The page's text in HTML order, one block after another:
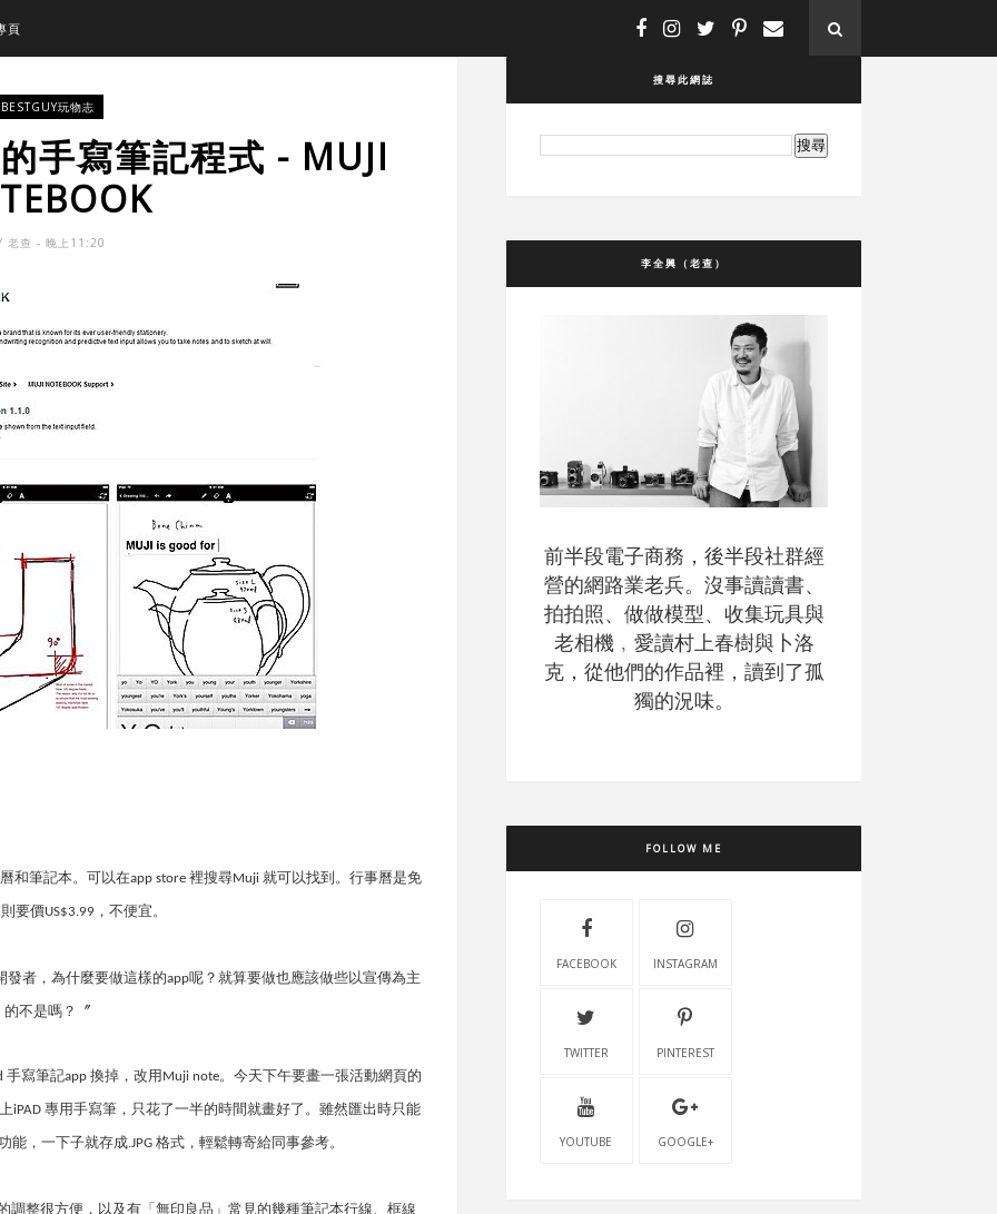
頁
BESTGUY玩物志
手寫筆記程式 - MUJI
老查 - 晚上11:20
和筆記本。可以在app store 裡搜尋Muji 就可以找到。行事曆是免
要價US$3.99 ，不便宜。
者，為什麼要做這樣的app呢？就算要做也應該做些以宣傳為主
的不是嗎？〞
手寫筆記app 換掉，改用Muji note。今天下午要畫一張活動網頁的
iPAD 專用手寫筆，只花了一半的時間就畫好了。雖然匯出時只能
能，一下子就存成.JPG 格式，輕鬆轉寄給同事參考。
整很方便，以及有「無印良品」常見的幾種筆記本行線、框線
搜尋此網誌
李全興（老查）
前半段電子商務，後半段社群經
營的網路業老兵。沒事讀讀書、
拍拍照、做做模型、收集玩具與
老相機﹐愛讀村上春樹與卜洛
克，從他們的作品裡，讀到了孤
獨的況味。
FOLLOW ME
FACEBOOK INSTAGRAM
TWITTER PINTEREST
YOUTUBE GOOGLE+